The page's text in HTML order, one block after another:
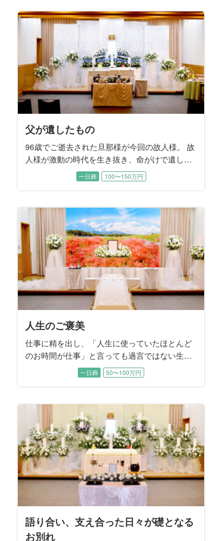
父が遺したもの
96歳でご逝去された旦那様が今回の故人様。 故
人様が激動の時代を生き抜き、命がけで遺した
大切な宝物はご家族。 そんなご家族が誰一人と
して悔いが残らないように、そして最後は気持
手伝いさせて頂きました。
一日葬 100〜150万円
人生のご褒美
仕事に精を出し、「人生に使っていたほとんど
のお時間が仕事」と言っても過言ではない生き
方をされた86歳のお父様。 それは一番大切なご
家族に対して愛情表現の裏返し。 お父様の最後
間。 ご葬儀のテーマはふるさと「赤城山（群馬
県）」に囲まれたお見送となりました。
一日葬 50〜100万円
語り合い、支え合った日々が礎となる
お別れ